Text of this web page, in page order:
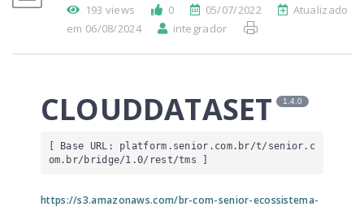
193 views 0 05/07/2022
Atualizado
em 06/08/2024
integrador
CLOUDDATASET 1.4.0
[ Base URL: platform.senior.com.br/t/senior.c
om.br/bridge/1.0/rest/tms ]
https://s3.amazonaws.com/br-com-senior-ecossistema-